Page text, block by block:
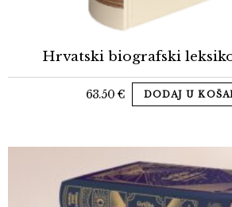
Hrvatski biografski
63.50 € DODAJ U